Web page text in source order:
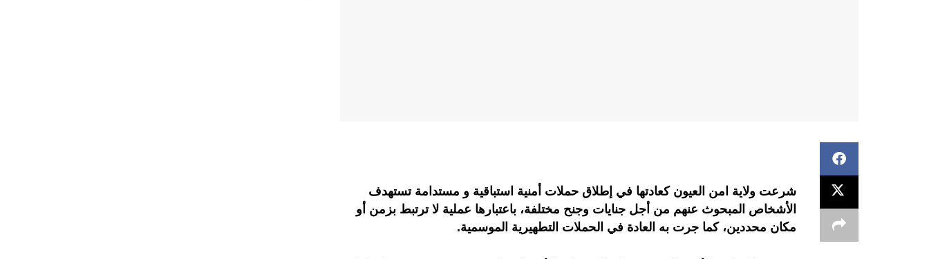
شرعت ولاية امن العيون كعادتها في إطلاق حملات أمنية استباقية و مستدامة تستهدف
الأشخاص المبحوث عنهم من أجل جنايات وجنح مختلفة، باعتبارها عملية لا ترتبط بزمن أو
مكان محددين، كما جرت به العادة في الحملات التطهيرية الموسمية.